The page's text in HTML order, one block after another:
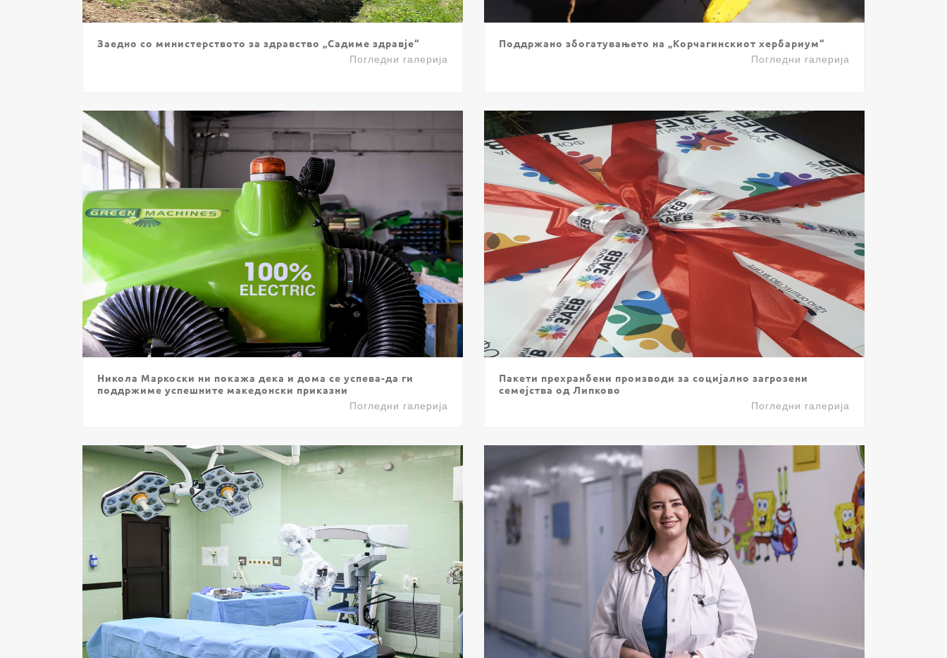
Заедно со министерството за здравство „Садиме здравје“
Погледни галерија
Поддржано збогатувањето на „Корчагинскиот хербариум“
Погледни галерија
Никола Маркоски ни покажа дека и дома се успева-да ги
поддржиме успешните македонски приказни
Погледни галерија
Пакети прехранбени производи за социјално загрозени
семејства од Липково
Погледни галерија